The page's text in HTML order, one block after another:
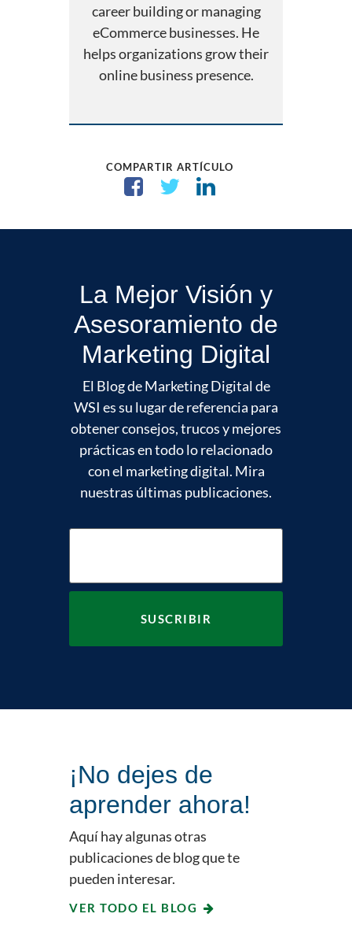
career building or managing
eCommerce businesses. He
helps organizations grow their
online business presence.
COMPARTIR ARTÍCULO
La Mejor Visión y
Asesoramiento de
Marketing Digital
El Blog de Marketing Digital de
WSI es su lugar de referencia para
obtener consejos, trucos y mejores
prácticas en todo lo relacionado
con el marketing digital. Mira
nuestras últimas publicaciones.
¡No dejes de
aprender ahora!
Aquí hay algunas otras
publicaciones de blog que te
pueden interesar.
VER TODO EL BLOG